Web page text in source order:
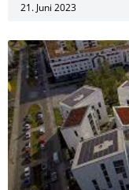
21. Juni 2023